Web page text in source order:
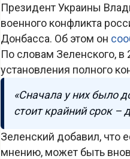
Президент Украины
военного конфликта
Донбасса. Об этом он
По словам Зеленского,
установления полного
«Сначала у них было
стоит крайний срок –
Зеленский добавил, что
мнению, может быть